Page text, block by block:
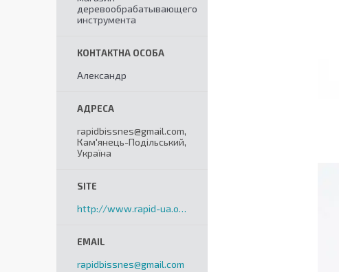
деревообрабатывающего
инструмента
Александр
rapidbissnes@gmail.com,
Кам'янець-Подільський,
Україна
http://www.rapid-ua.org
rapidbissnes@gmail.com